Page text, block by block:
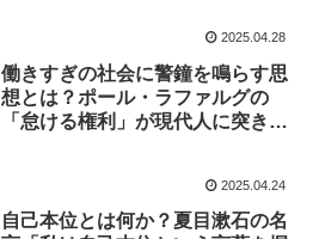
2025.04.28
働きすぎの社会に警鐘を鳴らす思
想とは？ポール・ラファルグの
「怠ける権利」が現代人に突き刺
2025.04.24
自己本位とは何か？夏目漱石の名